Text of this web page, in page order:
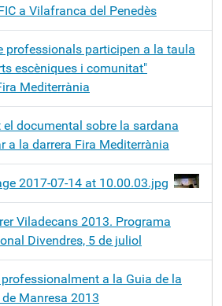
a Vilafranca del Penedès
professionals participen a la taula
escèniques i comunitat"
Mediterrània
el documental sobre la sardana
a la darrera Fira Mediterrània
2017-07-14 at 10.00.03.jpg
Viladecans 2013. Programa
Divendres, 5 de juliol
a la Guia de la
Manresa 2013